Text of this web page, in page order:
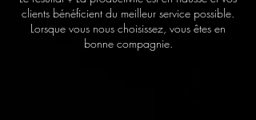
clients bénéficient du meilleur service possible.
Lorsque vous nous choisissez, vous êtes en
bonne compagnie.